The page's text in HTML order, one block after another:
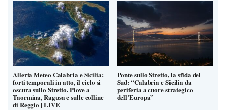
Allerta Meteo Calabria e Sicilia:
forti temporali in atto, il cielo si
oscura sullo Stretto. Piove a
Taormina, Ragusa e sulle colline
di Reggio | LIVE
Ponte sullo Stretto, la sfida del
Sud: “Calabria e Sicilia da
periferia a cuore strategico
dell’Europa”